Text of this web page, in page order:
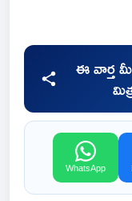
ఈ వార్త
WhatsApp